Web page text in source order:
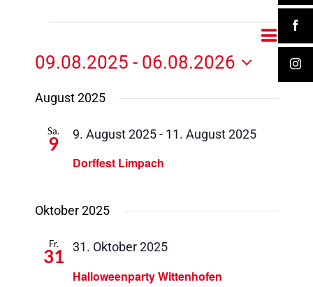
Suche
Suche
Liste
09.08.2025 - 06.08.2026
wählen.
August 2025
Sa.
9
Dorffest Limpach
9. August 2025- 11. August 2025
Oktober 2025
Fr.
31
Halloweenparty Wittenhofen
31. Oktober 2025